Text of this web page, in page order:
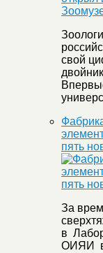
свой
пять
За
в
ОИЯИ